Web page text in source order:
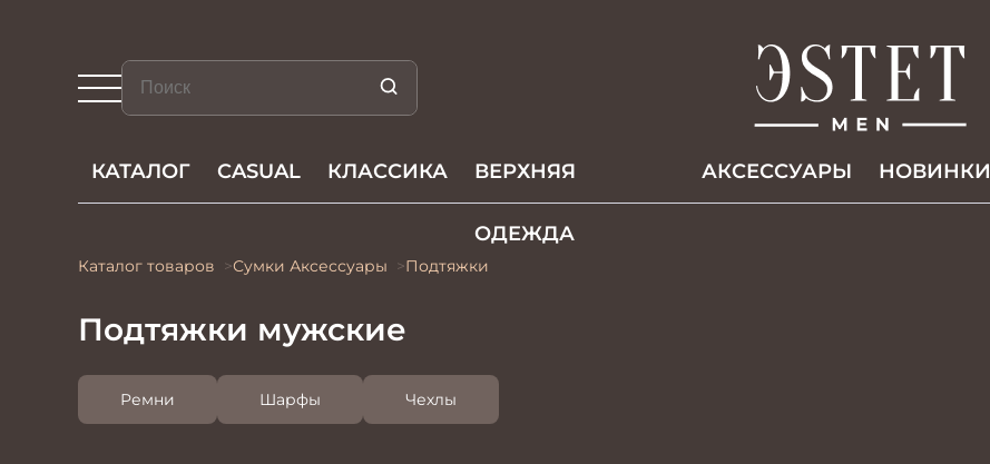
КАТАЛОГ CASUAL КЛАССИКА ВЕРХНЯЯ
ОДЕЖДА
АКCЕССУАРЫ НОВИНКИ
Каталог товаров Сумки Акcессуары Подтяжки
Подтяжки мужские
Ремни Шарфы Чехлы